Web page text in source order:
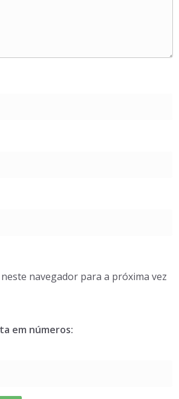
navegador para a próxima vez
em números: